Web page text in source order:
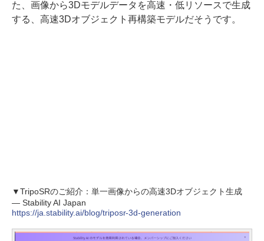
た、画像から3Dモデルデータを高速・低リソースで生成
する、高速3Dオブジェクト再構築モデルだそうです。
▼TripoSRのご紹介：単一画像からの高速3Dオブジェクト生成
— Stability AI Japan
https://ja.stability.ai/blog/triposr-3d-generation